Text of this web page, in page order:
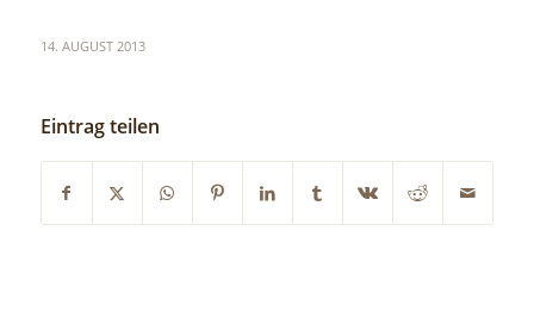
14. AUGUST 2013
Eintrag teilen